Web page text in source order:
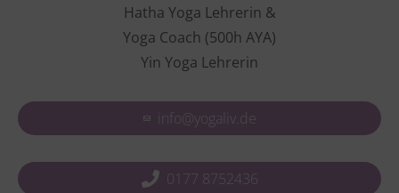
Hatha Yoga Lehrerin &
Yoga Coach (500h AYA)
Yin Yoga Lehrerin
info@yogaliv.de
0177 8752436